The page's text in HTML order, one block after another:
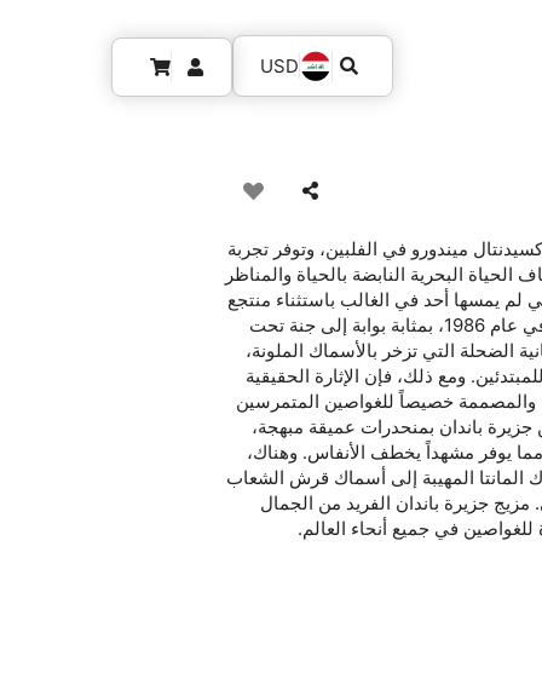
USD
ميندورو في الفلبين، وتوفر تجربة
البحرية النابضة بالحياة والمناظر
لم يمسها أحد في الغالب باستثناء منتجع
جذاب ومركز غوص أسسه مغامر فرنسي جريء في عام 1986، بمثابة بوابة إلى جنة تحت
الضحلة التي تزخر بالأسماك الملونة،
ومع ذلك، فإن الإثارة الحقيقية
والمصممة خصيصاً للغواصين المتمرسين
جزيرة باندان بمنحدرات عميقة مبهجة،
يوفر مشهداً يخطف الأنفاس. وهناك،
المانتا المهيبة إلى أسماك قرش الشعاب
جزيرة باندان الفريد من الجمال
في جميع أنحاء العالم.